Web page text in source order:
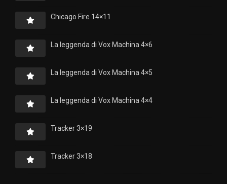
Chicago Fire 14×11
La leggenda di Vox Machina 4×6
La leggenda di Vox Machina 4×5
La leggenda di Vox Machina 4×4
Tracker 3×19
Tracker 3×18